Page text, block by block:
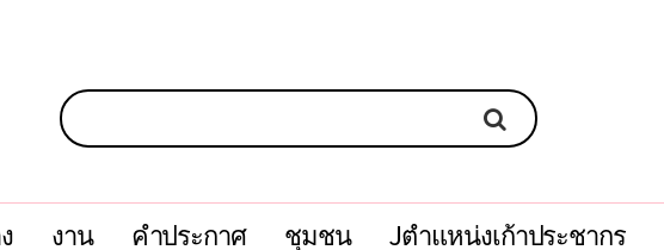
งาน คำประกาศ ชุมชน Jตำแหน่งเก้าประชากร